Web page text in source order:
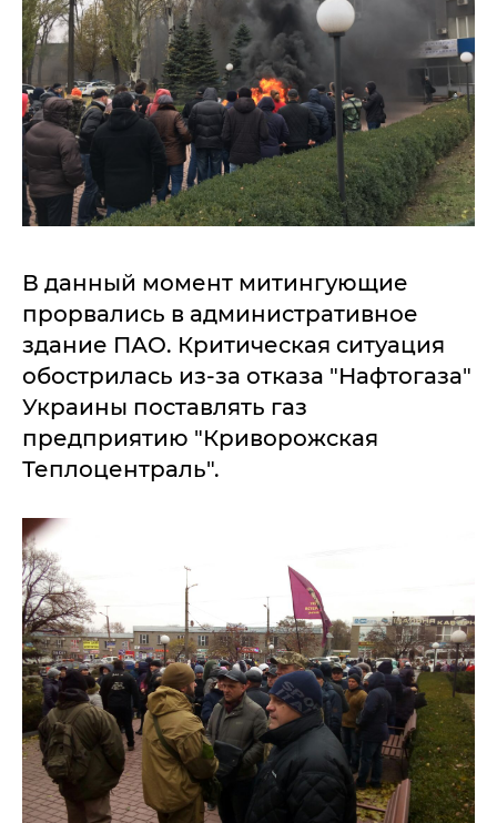
В данный момент митингующие
прорвались в административное
здание ПАО. Критическая ситуация
обострилась из-за отказа "Нафтогаза"
Украины поставлять газ
предприятию "Криворожская
Теплоцентраль".